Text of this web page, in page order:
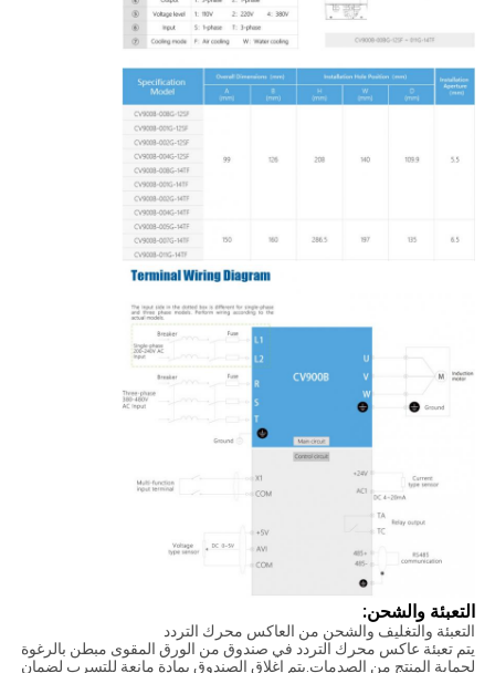
التعبئة والشحن:
التعبئة والتغليف والشحن من العاكس محرك التردد
يتم تعبئة عاكس محرك التردد في صندوق من الورق المقوى مبطن بالرغوة
لحماية المنتج من الصدمات.يتم إغلاق الصندوق بمادة مانعة للتسرب لضمان